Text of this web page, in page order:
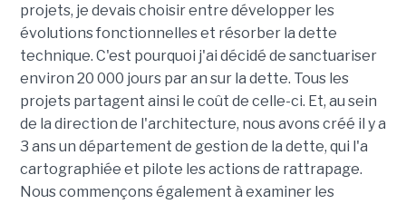
projets, je devais choisir entre développer les
évolutions fonctionnelles et résorber la dette
technique. C'est pourquoi j'ai décidé de sanctuariser
environ 20 000 jours par an sur la dette. Tous les
projets partagent ainsi le coût de celle-ci. Et, au sein
de la direction de l'architecture, nous avons créé il y a
3 ans un département de gestion de la dette, qui l'a
cartographiée et pilote les actions de rattrapage.
Nous commençons également à examiner les